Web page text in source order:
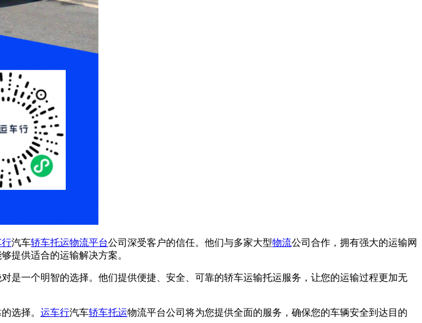
行汽车轿车托运物流平台公司深受客户的信任。他们与多家大型物流公司合作，拥有强大的运输网
提供适合的运输解决方案。
是一个明智的选择。他们提供便捷、安全、可靠的轿车运输托运服务，让您的运输过程更加无
选择。 运车行汽车轿车托运物流平台公司将为您提供全面的服务，确保您的车辆安全到达目的